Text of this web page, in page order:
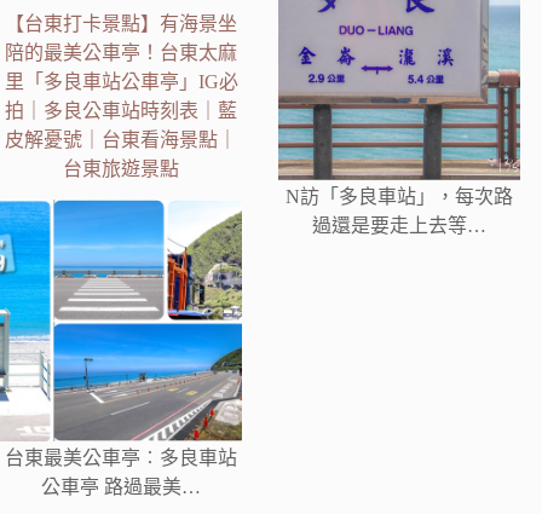
【台東打卡景點】有海景坐
陪的最美公車亭！台東太麻
里「多良車站公車亭」IG必
拍｜多良公車站時刻表｜藍
皮解憂號｜台東看海景點｜
台東旅遊景點
台東最美公車亭︰多良車站
公車亭 路過最美…
N訪「多良車站」，每次路
過還是要走上去等…